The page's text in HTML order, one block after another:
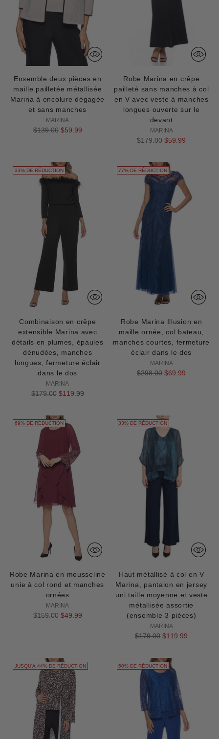
Ensemble deux pièces en
maille pailletée métallisée
Marina à encolure dégagée
et sans manches
MARINA
Prix
$139.00 $59.99
Robe Marina en crêpe
pailleté sans manches à col
en V avec veste à manches
longues ouverte sur le
devant
MARINA
Prix
$179.00 $59.99
33% DE RÉDUCTION
Combinaison en crêpe
extensible Marina avec
détails en plumes, épaules
dénudées, manches
longues, fermeture éclair
dans le dos
MARINA
Prix
$179.00 $119.99
77% DE RÉDUCTION
Robe Marina Illusion en
maille ornée, col bateau,
manches courtes, fermeture
éclair dans le dos
MARINA
Prix
$298.00 $69.99
69% DE RÉDUCTION
Robe Marina en mousseline
unie à col rond et manches
ornées
MARINA
Prix
$159.00 $49.99
33% DE RÉDUCTION
Haut métallisé à col en V
Marina, pantalon en jersey
uni taille moyenne et veste
métallisée assortie
(ensemble 3 pièces)
MARINA
Prix
$179.00 $119.99
JUSQU'À 44% DE RÉDUCTION 50% DE RÉDUCTION